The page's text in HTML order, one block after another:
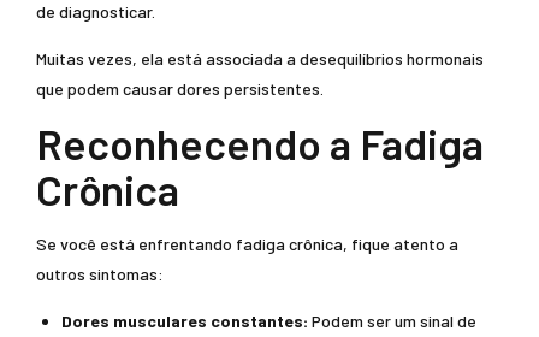
de diagnosticar.
Muitas vezes, ela está associada a desequilíbrios hormonais
que podem causar dores persistentes.
Reconhecendo a Fadiga
Crônica
Se você está enfrentando fadiga crônica, fique atento a
outros sintomas:
Dores musculares constantes: Podem ser um sinal de